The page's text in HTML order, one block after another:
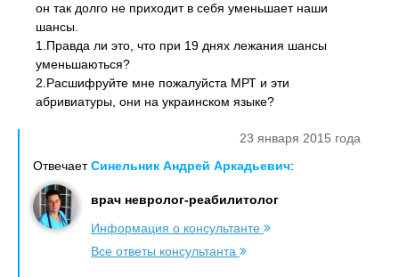
он так долго не приходит в себя уменьшает наши
шансы.
1.Правда ли это, что при 19 днях лежания шансы
уменьшаються?
2.Расшифруйте мне пожалуйста МРТ и эти
абривиатуры, они на украинском языке?
23 января 2015 года
ОтвечаетСинельник Андрей Аркадьевич:
врач невролог-реабилитолог
Информация о консультанте
Все ответы консультанта